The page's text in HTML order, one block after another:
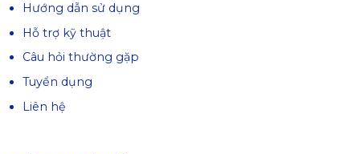
Hướng dẫn sử dụng
Hỗ trợ kỹ thuật
Câu hỏi thường gặp
Tuyển dụng
Liên hệ